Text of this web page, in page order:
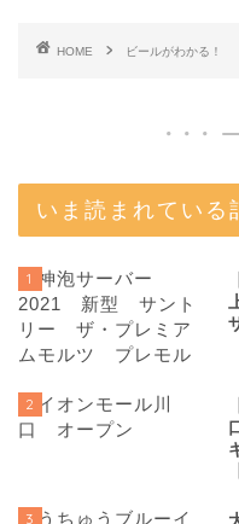
HOME ビールがわかる！
いま読まれている
1
2
3